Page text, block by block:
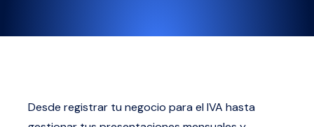
Desde registrar tu negocio para el IVA hasta